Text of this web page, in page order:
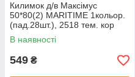
Килимок д/в Максімус
50*80(2) MARITIME 1кольор.
(пад.28шт.), 2518 тем. кор
В наявності
549 ₴